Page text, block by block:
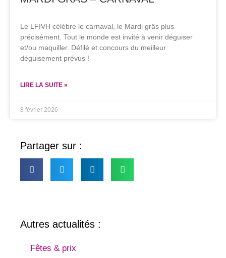
Le LFIVH célèbre le carnaval, le Mardi grâs plus
précisément. Tout le monde est invité à venir déguiser
et/ou maquiller. Défilé et concours du meilleur
déguisement prévus !
LIRE LA SUITE »
8 février 2026
Partager sur :
Autres actualités :
Fêtes & prix